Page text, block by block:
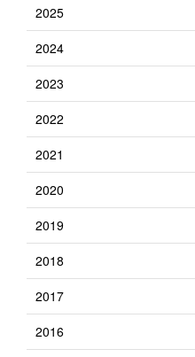
2025
2024
2023
2022
2021
2020
2019
2018
2017
2016